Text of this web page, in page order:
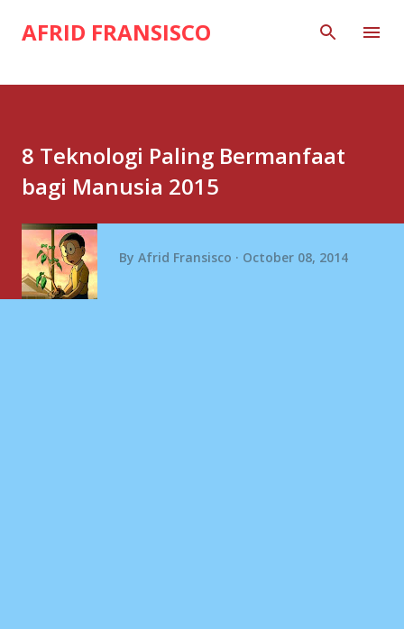
Skip to main content
AFRID FRANSISCO
8 Teknologi Paling Bermanfaat
bagi Manusia 2015
By Afrid Fransisco October 08, 2014